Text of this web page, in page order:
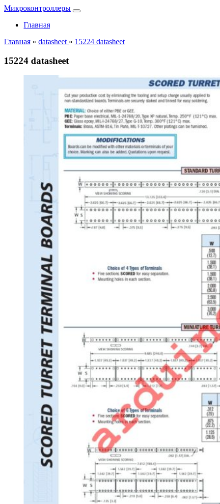
Микроконтроллеры
Главная
Главная » datasheet » 15224 datasheet
15224 datasheet